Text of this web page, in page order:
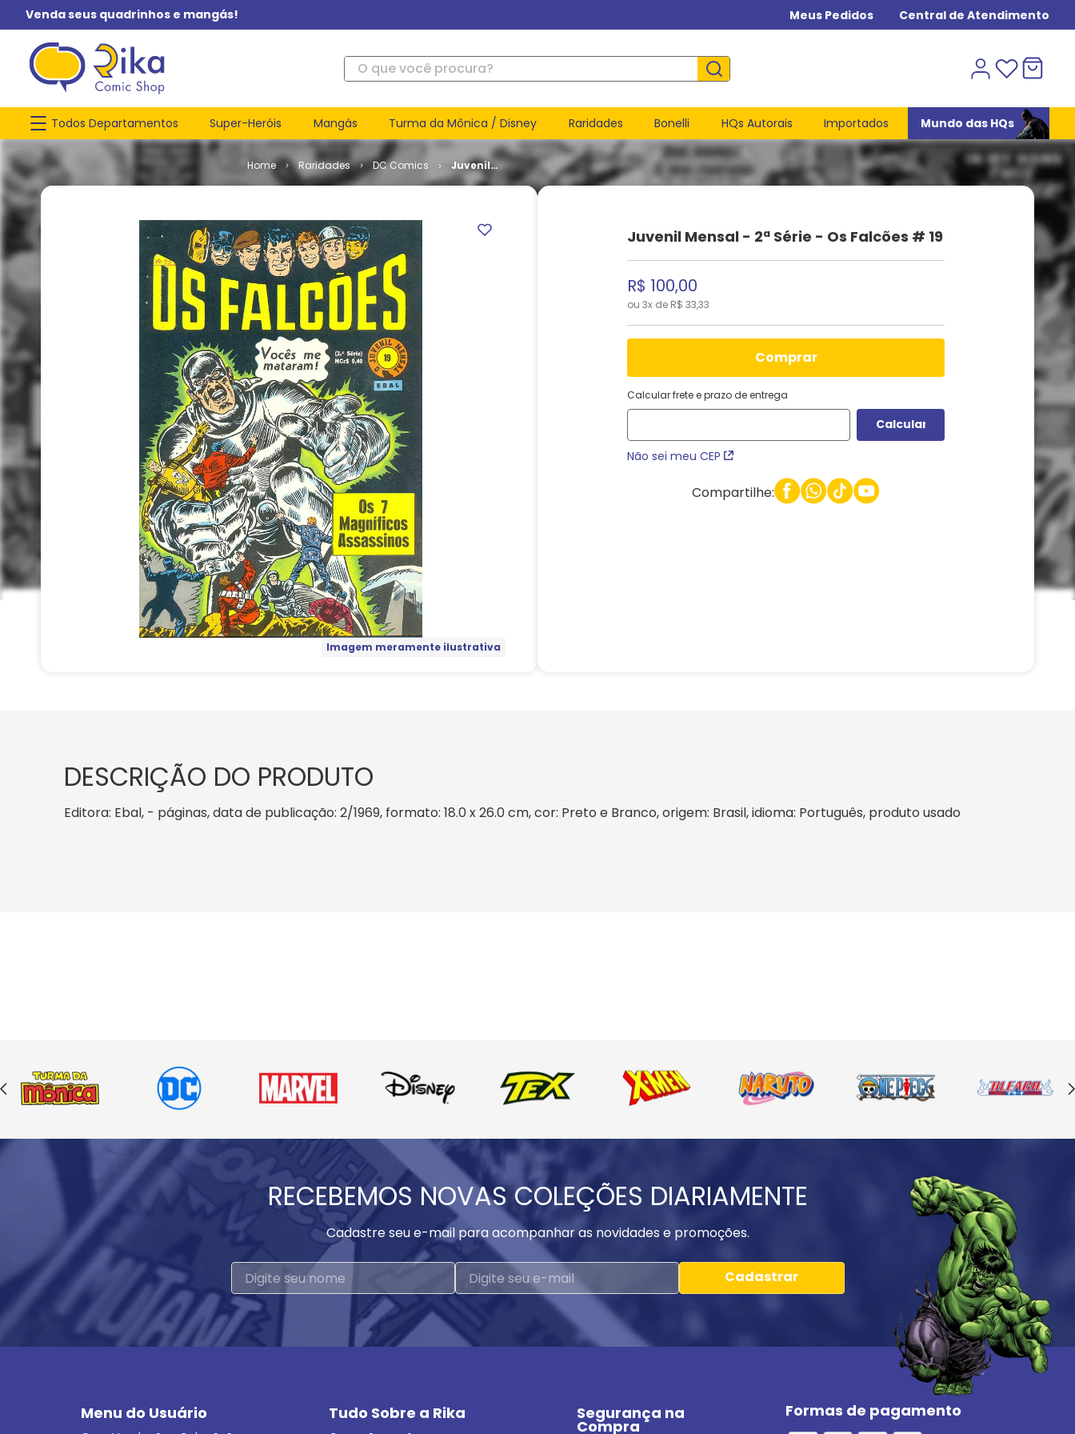
Venda seus quadrinhos e mangás! Meus Pedidos Central de Atendimento
O que você procura?
Todos Departamentos Super-Heróis Mangás Turma da Mônica / Disney Raridades Bonelli HQs Autorais Importados Mundo das HQs
Raridades DC Comics
Juvenil
Mensal -
Imagem meramente ilustrativa
Juvenil Mensal - 2ª Série - Os Falcões # 19
R$ 100,00
ou 3x de R$ 33,33
comprar
Calcular frete e prazo de entrega
Não sei meu CEP
Compartilhe:
DESCRIÇÃO DO PRODUTO
Editora: Ebal, - páginas, data de publicação: 2/1969, formato: 18.0 x 26.0 cm, cor: Preto e Branco, origem: Brasil, idioma: Português, produto usado
RECEBEMOS NOVAS COLEÇÕES DIARIAMENTE
Cadastre seu e-mail para acompanhar as novidades e promoções.
Cadastrar
Menu do Usuário Tudo Sobre a Rika Segurança na
Compra
Formas de pagamento